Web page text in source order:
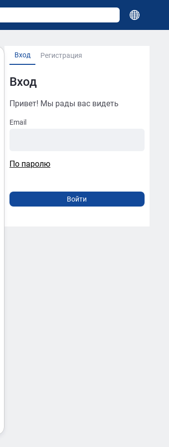
Вход Регистрация
Вход
Привет! Мы рады вас видеть
Email
По паролю